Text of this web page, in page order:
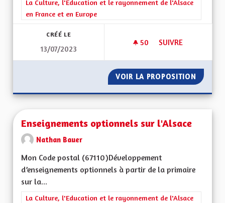
Filtrer les résultats de la catégorie : La Culture, l'Education et
La Culture, l'Education et le rayonnement de l'Alsace
en France et en Europe
CRÉÉ LE
13/07/2023
50 50 ABONNÉS
SUIVRE
VOIR LA PROPOSITION
Enseignements optionnels sur l'Alsace
Nathan Bauer
Mon Code postal (67110)Développement
d’enseignements optionnels à partir de la primaire
sur la...
Filtrer les résultats de la catégorie : La Culture, l'Education et
La Culture, l'Education et le rayonnement de l'Alsace